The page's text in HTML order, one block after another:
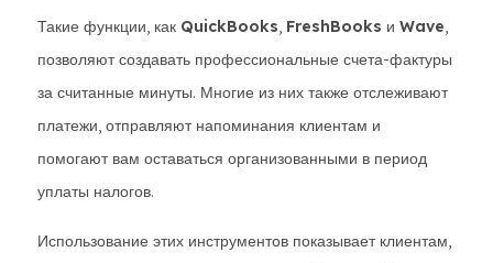
Такие функции, как QuickBooks, FreshBooks и Wave,
позволяют создавать профессиональные счета-фактуры
за считанные минуты. Многие из них также отслеживают
платежи, отправляют напоминания клиентам и
помогают вам оставаться организованными в период
уплаты налогов.
Использование этих инструментов показывает клиентам,